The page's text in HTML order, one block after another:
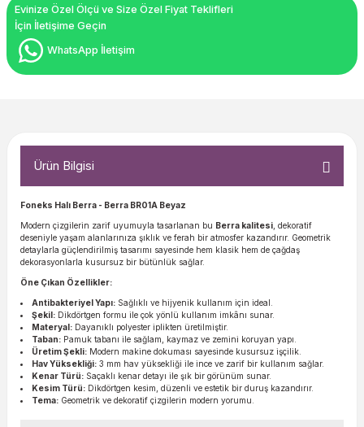
Evinize Özel Ölçü ve Size Özel Fiyat Teklifleri
İçin İletişime Geçin
WhatsApp İletişim
Ürün Bilgisi
Foneks Halı Berra - Berra BR01A Beyaz
Modern çizgilerin zarif uyumuyla tasarlanan bu Berra kalitesi , dekoratif
deseniyle yaşam alanlarınıza şıklık ve ferah bir atmosfer kazandırır. Geometrik
detaylarla güçlendirilmiş tasarımı sayesinde hem klasik hem de çağdaş
dekorasyonlarla kusursuz bir bütünlük sağlar.
Öne Çıkan Özellikler:
Antibakteriyel Yapı: Sağlıklı ve hijyenik kullanım için ideal.
Şekil: Dikdörtgen formu ile çok yönlü kullanım imkânı sunar.
Materyal: Dayanıklı polyester iplikten üretilmiştir.
Taban: Pamuk tabanı ile sağlam, kaymaz ve zemini koruyan yapı.
Üretim Şekli: Modern makine dokuması sayesinde kusursuz işçilik.
Hav Yüksekliği: 3 mm hav yüksekliği ile ince ve zarif bir kullanım sağlar.
Kenar Türü: Saçaklı kenar detayı ile şık bir görünüm sunar.
Kesim Türü: Dikdörtgen kesim, düzenli ve estetik bir duruş kazandırır.
Tema: Geometrik ve dekoratif çizgilerin modern yorumu.